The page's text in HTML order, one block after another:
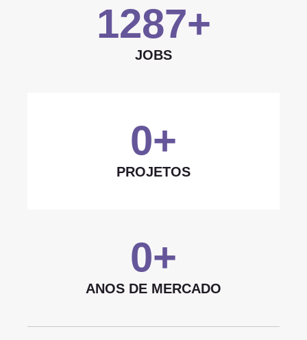
JOBS
1287+
PROJETOS
0+
ANOS DE MERCADO
0+